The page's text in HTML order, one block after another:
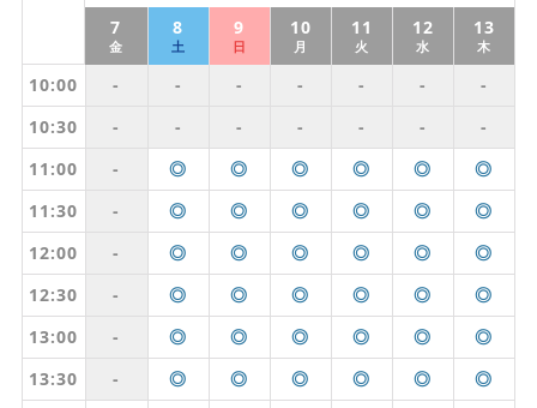
7
金
8
土
9
日
10
月
11
火
12
水
13
木
10:00 - - - - - -
-
10:30
- - - - - -
-
11:00
- ◎ ◎ ◎ ◎ ◎
◎
11:30
- ◎ ◎ ◎ ◎ ◎
◎
12:00
- ◎ ◎ ◎ ◎ ◎
◎
12:30
- ◎ ◎ ◎ ◎ ◎
◎
13:00
- ◎ ◎ ◎ ◎ ◎
◎
13:30
- ◎ ◎ ◎ ◎ ◎
◎